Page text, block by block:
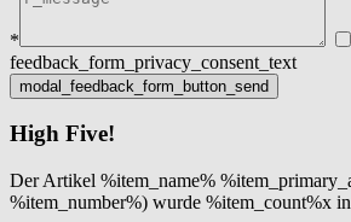
*
feedback_form_privacy_consent_text
High Five!
Der Artikel %item_name%
%item_number%) wurde %item_count%x